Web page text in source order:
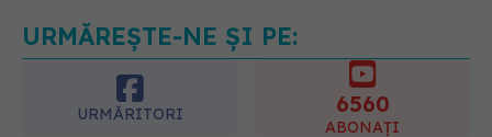
URMĂREȘTE-NE ȘI PE:
URMĂRITORI 6560
ABONAȚI